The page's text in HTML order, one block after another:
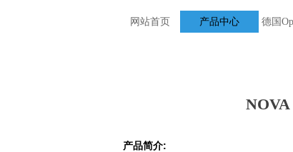
网站首页 振动噪声 德国
产品简介:
产品中心